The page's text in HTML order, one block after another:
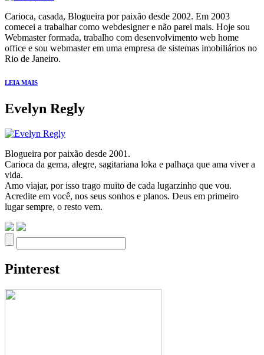
Carioca, casada, Blogueira por paixão desde 2002. Em 2003
comecei a trabalhar como webdesigner e não parei mais. Hoje sou
Webmaster formada, trabalho com desenvolvimento web home
office e sou webmaster em uma empresa de sistemas imobiliários no
Rio de Janeiro.
LEIA MAIS
Evelyn Regly
Blogueira por paixão desde 2001.
Carioca da gema, alegre, sagitariana loka e palhaça que ama viver a
vida.
Amo viajar, por isso trago muito de cada lugarzinho que vou.
Acredite em você, nos seus sonhos e planos. Deus em primeiro
lugar sempre, o resto vem.
Pinterest